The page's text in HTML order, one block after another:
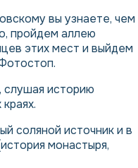
вы узнаете, чем
пройдем аллею
этих мест и выйдем
слушая историю
соляной источник и в
монастыря,